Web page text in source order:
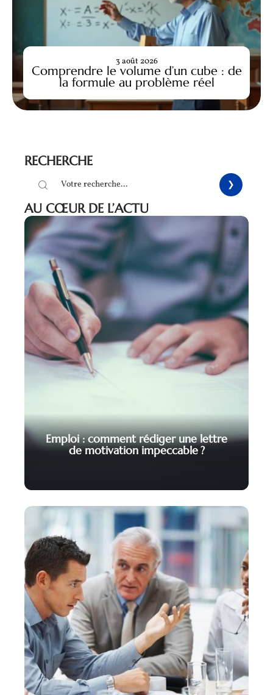
Comprendre le volume d’un cube : de
la formule au problème réel
3 août 2026
RECHERCHE
AU CŒUR DE L’ACTU
Emploi : comment rédiger une lettre
de motivation impeccable ?